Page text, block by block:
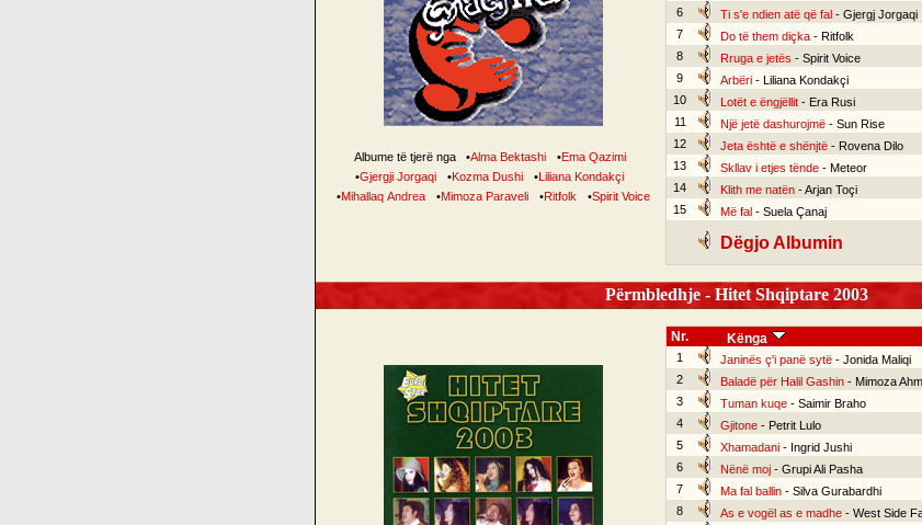
Albume të tjerë nga •Alma Bektashi •Ema Qazimi
•Gjergji Jorgaqi •Kozma Dushi •Liliana Kondakçi
•Mihallaq Andrea •Mimoza Paraveli •Ritfolk •Spirit Voice
6
Ti s'e ndien atë që fal- Gjergj Jorgaqi
7
Do të them diçka- Ritfolk
8
Rruga e jetës - Spirit Voice
9
Arbëri- Liliana Kondakçi
10
Lotët e ëngjëllit- Era Rusi
11
Një jetë dashurojmë- Sun Rise
12
Jeta është e shënjtë- Rovena Dilo
13
Skllav i etjes tënde- Meteor
14
Klith me natën- Arjan Toçi
15
Më fal- Suela Çanaj
Dëgjo Albumin
Përmbledhje - Hitet Shqiptare 2003
Nr. Kënga
1 Janinës ç'i panë sytë- Jonida Maliqi
2
Baladë për Halil Gashin- Mimoza
3
Tuman kuqe- Saimir Braho
4
Gjitone- Petrit Lulo
5
Xhamadani- Ingrid Jushi
6
Nënë moj- Grupi Ali Pasha
7
Ma fal ballin- Silva Gurabardhi
8
As e vogël as e madhe- West Side